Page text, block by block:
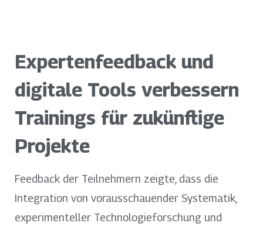
Expertenfeedback und
digitale Tools verbessern
Trainings für zukünftige
Projekte
Feedback der Teilnehmern zeigte, dass die
Integration von vorausschauender Systematik,
experimenteller Technologieforschung und